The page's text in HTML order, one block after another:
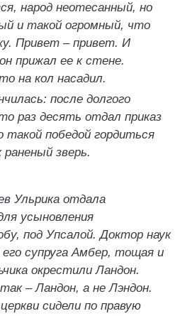
народ неотесанный, но
и такой огромный, что
Привет – привет. И
прижал ее к стене.
на кол насадил.
после долгого
раз десять отдал приказ
такой победой гордиться
раненый зверь.
Ульрика отдала
усыновления
под Упсалой. Доктор наук
супруга Амбер, тощая и
окрестили Ландон.
– Ландон, а не Лэндон.
сидели по правую